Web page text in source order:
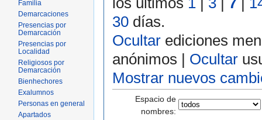
30 días.
Ocultar ediciones
anónimos | Ocultar
Mostrar nuevos
Espacio de
nombres:
Familia
Demarcaciones
Presencias por
Demarcación
Presencias por
Localidad
Religiosos por
Demarcación
Bienhechores
Exalumnos
Personas en general
Apartados